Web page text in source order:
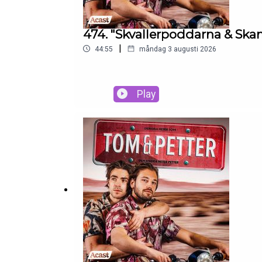
474. "Skvallerpoddarna &
44:55 | måndag 3 augusti 2026
Play